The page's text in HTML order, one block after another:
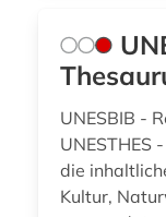
UNESBIB -
UNESTHES
die
Kultur,